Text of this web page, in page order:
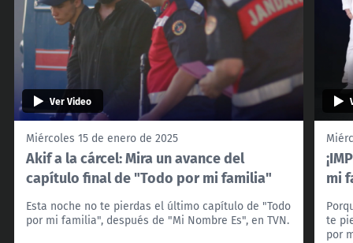
Ver Video
Miércoles 15 de enero de 2025
Akif a la cárcel: Mira un avance del
capítulo final de "Todo por mi familia"
Esta noche no te pierdas el último capítulo de "Todo
por mi familia", después de "Mi Nombre Es", en TVN.
mi
te
por